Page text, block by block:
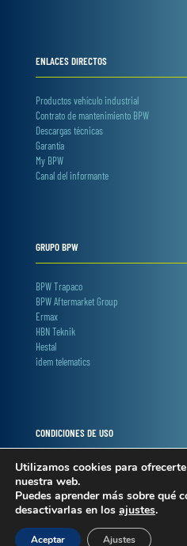
ENLACES DIRECTOS
Productos vehículo industrial
Contrato de mantenimiento BPW
Descargas técnicas
Garantía
My BPW
Canal del informante
GRUPO BPW
BPW Trapaco
BPW Aftermarket Group
Ermax
HBN Teknik
Hestal
idem telematics
CONDICIONES DE USO
Términos y condiciones
Privacidad y cookies
Condiciones web shop
Política interna canal denuncias
Utilizamos cookies para
nuestra web.
Puedes aprender más sobre qué
desactivarlas en los ajustes.
Aceptar Ajustes